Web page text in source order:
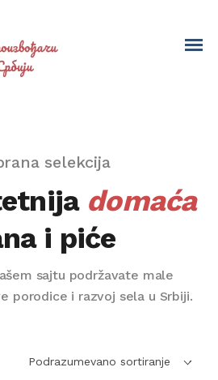
selekcija
domaća
i piće
sajtu podržavate male
porodice i razvoj sela u Srbiji.
Podrazumevano sortiranje